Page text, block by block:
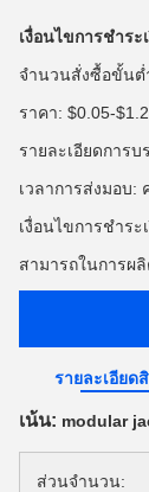
เงื่อนไขการชำร
จำนวนสั่งซื้อขั้นต่
ราคา: $0.05-
รายละเอียดการบ
เวลาการส่งมอบ:
เงื่อนไขการชำระ
สามารถในการผ
รายละเอียด
เน้น: modular
ส่วนจำนวน: